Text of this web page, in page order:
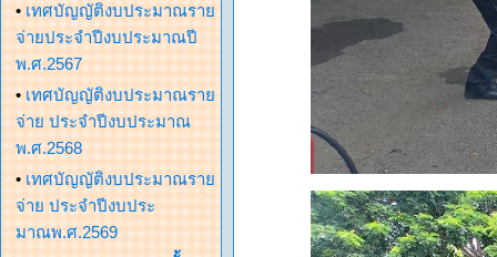
• เทศบัญญัติงบประมาณราย
จ่ายประจำปีงบประมาณปี
พ.ศ.2567
• เทศบัญญัติงบประมาณราย
จ่าย ประจำปีงบประมาณ
พ.ศ.2568
• เทศบัญญัติงบประมาณราย
จ่าย ประจำปีงบประ
มาณพ.ศ.2569